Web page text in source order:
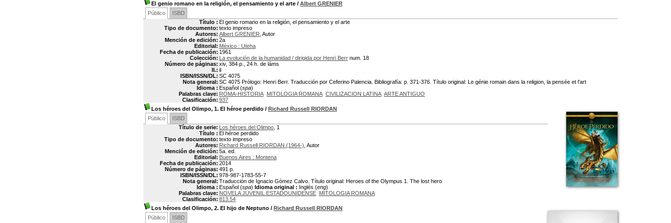
El genio romano en la religión, el pensamiento y el arte / Albert GRENIER
Público
ISBD
Título : El genio romano en la religión, el pensamiento y el arte
Tipo de documento: texto impreso
Autores: Albert GRENIER , Autor
Mención de edición: 2a
Editorial: México : Uteha
Fecha de publicación: 1961
Colección: La evolución de la humanidad / dirigida por Henri Berr num. 18
Número de páginas: xiv, 384 p., 24 h. de láms
Il.: il
ISBN/ISSN/DL: SC 4075
Nota general: SC 4075 Prólogo: Henri Berr. Traducción por Ceferino Palencia. Bibliografía: p. 371-376. Título original: Le génie romain dans la religion, la pensée et l'art
Idioma : Español (spa)
Palabras clave: ROMA-HISTORIA MITOLOGIA ROMANA CIVILIZACION LATINA ARTE ANTIGUO
Clasificación: 937
Los héroes del Olimpo, 1. El héroe perdido / Richard Russell RIORDAN
Público
ISBD
Título de serie: Los héroes del Olimpo , 1
Título : El héroe perdido
Tipo de documento: texto impreso
Autores: Richard Russell RIORDAN (1964-) , Autor
Mención de edición: 5a. ed.
Editorial: Buenos Aires : Montena
Fecha de publicación: 2014
Número de páginas: 491 p.
ISBN/ISSN/DL: 978-987-1783-55-7
Nota general: Traducción de Ignacio Gómez Calvo. Título original: Heroes of the Olympus 1. The lost hero
Idioma : Español (spa) Idioma original : Inglés (eng)
Palabras clave: NOVELA JUVENIL ESTADOUNIDENSE MITOLOGIA ROMANA
Clasificación: 813.54
Los héroes del Olimpo, 2. El hijo de Neptuno / Richard Russell RIORDAN
Público
ISBD